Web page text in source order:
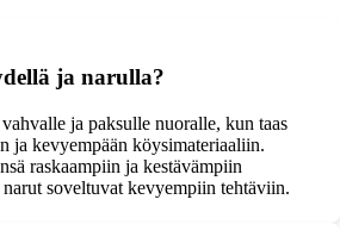
ja narulla?
ja paksulle nuoralle, kun taas
ja kevyempään köysimateriaaliin.
raskaampiin ja kestävämpiin
soveltuvat kevyempiin tehtäviin.